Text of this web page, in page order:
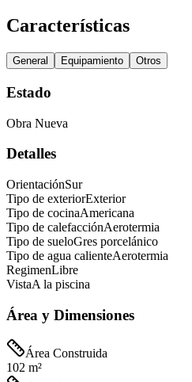
Características
General Equipamiento Otros
Estado
Obra Nueva
Detalles
OrientaciónSur
Tipo de exteriorExterior
Tipo de cocinaAmericana
Tipo de calefacciónAerotermia
Tipo de sueloGres porcelánico
Tipo de agua calienteAerotermia
RegimenLibre
VistaA la piscina
Área y Dimensiones
Área Construida
102 m²